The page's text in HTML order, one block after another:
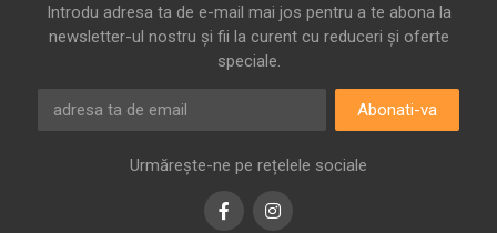
Introdu adresa ta de e-mail mai jos pentru a te abona la
newsletter-ul nostru și fii la curent cu reduceri și oferte
speciale.
Abonati-va
Urmărește-ne pe rețelele sociale
FacebookInstagram